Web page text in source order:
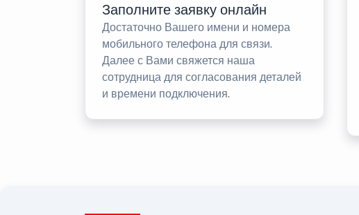
Заполните заявку онлайн
Достаточно Вашего имени и номера
мобильного телефона для связи.
Далее с Вами свяжется наша
сотрудница для согласования деталей
и времени подключения.